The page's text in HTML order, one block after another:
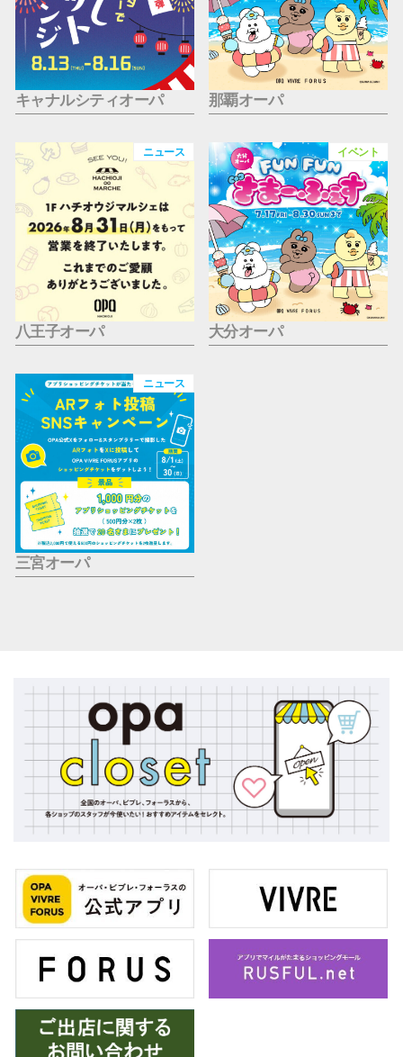
キャナルシティオーパ 那覇オーパ
ニュース
八王子オーパ
イベント
大分オーパ
ニュース
三宮オーパ